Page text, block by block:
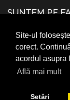
Site-ul
corect.
acordul asupra
Află mai mult
Setări
SUNTEM PE